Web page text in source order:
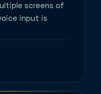
screens of
input is